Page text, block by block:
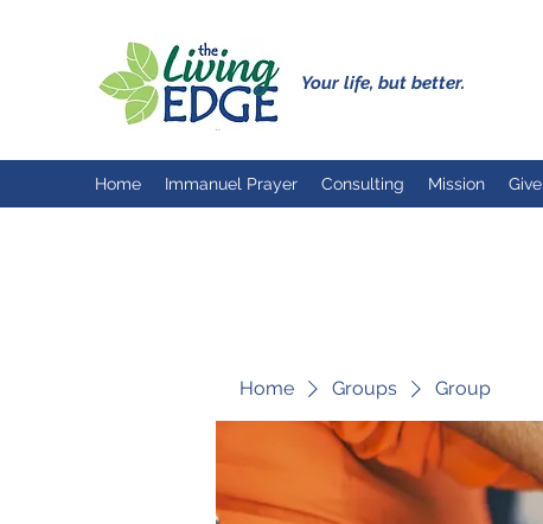
Your life, but better.
Home Immanuel Prayer Consulting Mission Give
Home Groups Group